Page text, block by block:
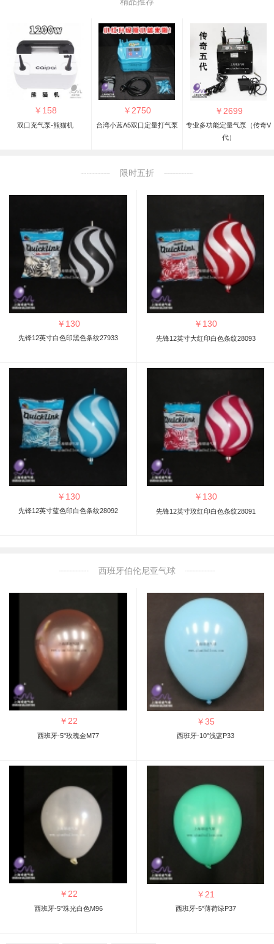
￥ 158
双口充气泵-熊猫机
￥2750
台湾小蓝A5双口定量打气泵
￥ 2699
专业多功能定量气泵（传奇V
代）
限时五折
￥ 130
先锋12英寸白色印黑色条纹27933
￥ 130
先锋12英寸大红印白色条纹28093
￥ 130
先锋12英寸蓝色印白色条纹28092
￥ 130
先锋12英寸玫红印白色条纹28091
西班牙伯伦尼亚气球
￥22
西班牙-5"玫瑰金M77
￥35
西班牙-10"浅蓝P33
￥22
西班牙-5"珠光白色M96
￥ 21
西班牙-5"薄荷绿P37